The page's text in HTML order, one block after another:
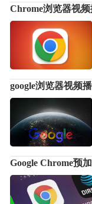
Chrome浏览器视
google浏览器视频
Google Chrome预